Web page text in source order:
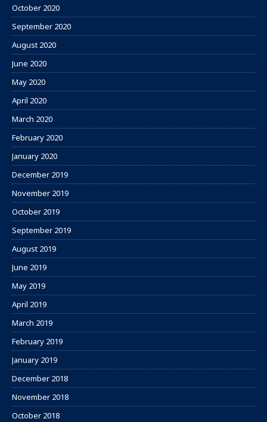
October 2020
September 2020
August 2020
June 2020
May 2020
April 2020
March 2020
February 2020
January 2020
December 2019
November 2019
October 2019
September 2019
August 2019
June 2019
May 2019
April 2019
March 2019
February 2019
January 2019
December 2018
November 2018
October 2018